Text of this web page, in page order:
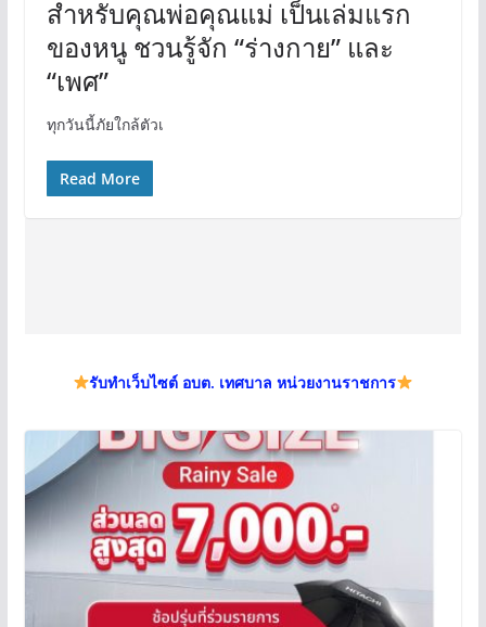
สำหรับคุณพ่อคุณแม่ เป็นเล่มแรก
ของหนู ชวนรู้จัก “ร่างกาย” และ
“เพศ”
ทุกวันนี้ภัยใกล้ตัวเ
Read More
รับทำเว็บไซต์ อบต. เทศบาล หน่วยงานราชการ